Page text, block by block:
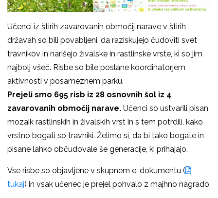
Učenci iz štirih zavarovanih območij narave v štirih
državah so bili povabljeni, da raziskujejo čudoviti svet
travnikov in narišejo živalske in rastlinske vrste, ki so jim
najbolj všeč. Risbe so bile poslane koordinatorjem
aktivnosti v posameznem parku.
Prejeli smo 695 risb iz 28 osnovnih šol iz 4
zavarovanih območij narave. Učenci so ustvarili pisan
mozaik rastlinskih in živalskih vrst in s tem potrdili, kako
vrstno bogati so travniki. Želimo si, da bi tako bogate in
pisane lahko občudovale še generacije, ki prihajajo.
Vse risbe so objavljene v skupnem e-dokumentu (
tukaj) in vsak učenec je prejel pohvalo z majhno nagrado.